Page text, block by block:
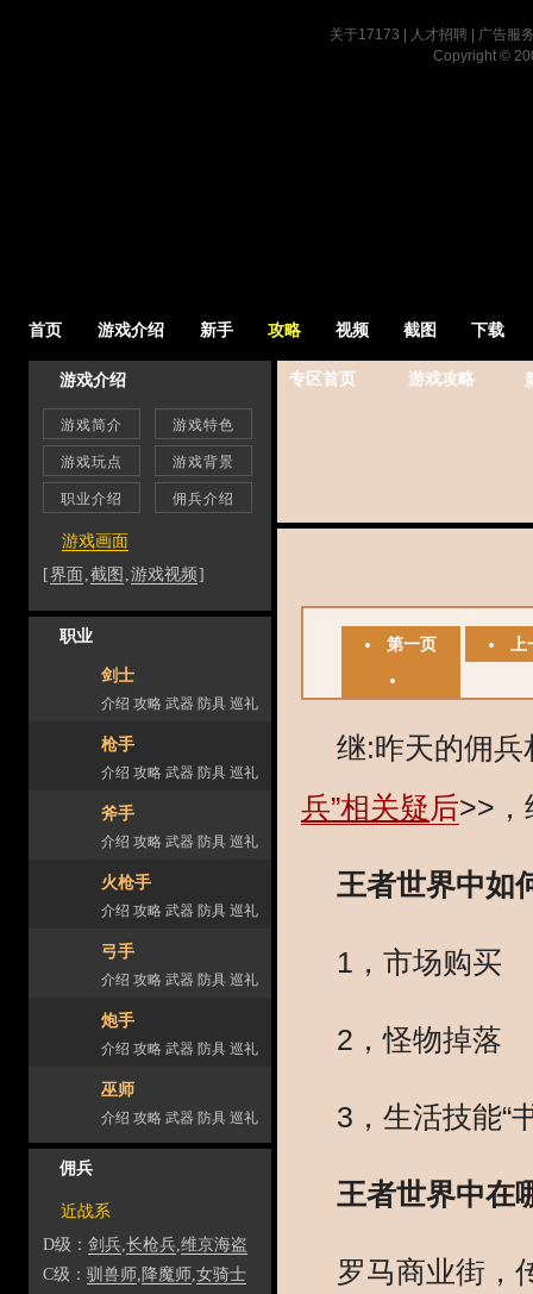
首页 游戏介绍 新手 攻略 视频 截图 下载
专区首页 游戏攻略
第一页 上
继:昨天的佣
兵”相关疑后>>，
王者世界中如
1，市场购买
2，怪物掉落
3，生活技能“
王者世界中在
罗马商业街，
游戏介绍
游戏简介 游戏特色
游戏玩点 游戏背景
职业介绍 佣兵介绍
游戏画面
[界面 ,截图 ,游戏视频]
职业
剑士
介绍 攻略 武器 防具 巡礼
枪手
介绍 攻略 武器 防具 巡礼
斧手
介绍 攻略 武器 防具 巡礼
火枪手
介绍 攻略 武器 防具 巡礼
弓手
介绍 攻略 武器 防具 巡礼
炮手
介绍 攻略 武器 防具 巡礼
巫师
介绍 攻略 武器 防具 巡礼
佣兵
近战系
D级： 剑兵,长枪兵,维京海盗
C级： 驯兽师, 降魔师,女骑士
关于17173 人才招聘
广告服
Copyright ©